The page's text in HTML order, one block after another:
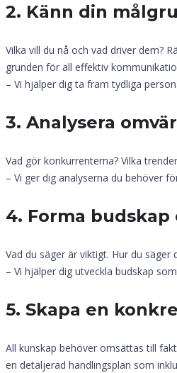
2. Känn din
Vilka vill du nå och vad driver dem?
grunden för all effektiv
– Vi hjälper dig ta fram tydliga
3. Analysera
Vad gör konkurrenterna? Vilka
– Vi ger dig analyserna du behöver
4. Forma
Vad du säger är viktigt. Hur du säger
– Vi hjälper dig utveckla budskap
5. Skapa en
All kunskap behöver omsättas till
en detaljerad handlingsplan som